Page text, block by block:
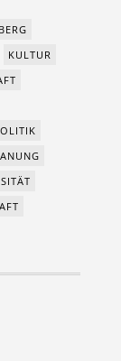
KULTUR